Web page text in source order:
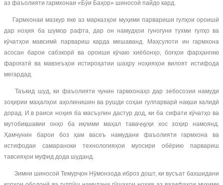
аз фаъолияти гармхонаи «Бӯи Баҳор» шиносоӣ пайдо кард.
Гармхонаи мазкур яке аз марказҳои муҳими парвариши гулҳои ороишӣ
дар ноҳия ба шумор рафта, дар он намудҳои гуногуни тухми гулҳо ва
кӯчатҳои мавсимӣ парвариш карда мешаванд. Маҳсулоти ин гармхона
асосан барои сабзкорӣ ва ороиши кӯчаю хиёбонҳо, боғҳои фарҳангию
фароғатӣ ва мавзеъҳои истироҳатии шаҳру ноҳияҳои вилоят истифода
мегардад.
Таъкид шуд, ки фаъолияти чунин гармхонаҳо дар зебосозии намуди
зоҳирии маҳалҳои аҳолинишин ва рушди соҳаи гулпарварӣ нақши калидӣ
дорад. И.в раиси ноҳия ба масъулин дастур дод, ки ба сифати кӯчатҳо ва
мутобиқшавии онҳо ба иқлими маҳал таваҷҷуҳи хос зоҳир намоянд.
Ҳамчунин барои боз ҳам васеъ намудани фаъолияти гармхона ва
истифодаи самараноки технологияҳои муосири обёрию парвариш
тавсияҳои муфид дода шуданд.
Зимни шиносоӣ Темурҷон Нӯмонзода иброз дошт, ки вусъат бахшидани